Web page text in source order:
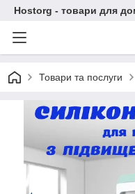
Hostorg - товари для
Товари та послуги